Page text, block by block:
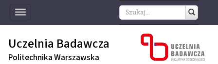
Toggle
navigation
Uczelnia Badawcza
Politechnika Warszawska